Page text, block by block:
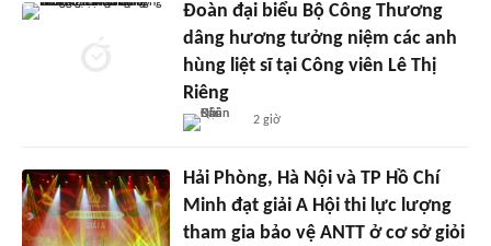
Đoàn đại biểu Bộ Công Thương
dâng hương tưởng niệm các anh
hùng liệt sĩ tại Công viên Lê Thị
Riêng
2 giờ
Hải Phòng, Hà Nội và TP Hồ Chí
Minh đạt giải A Hội thi lực lượng
tham gia bảo vệ ANTT ở cơ sở giỏi